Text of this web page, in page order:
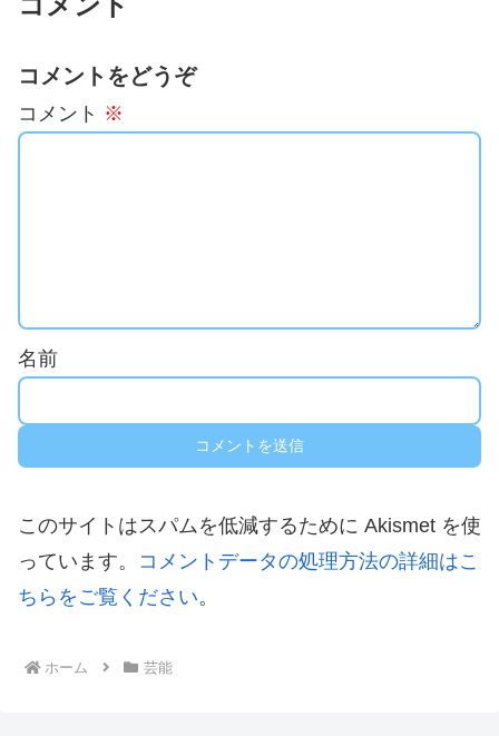
コメントをどうぞ
コメント ※
名前
このサイトはスパムを低減するために Akismet を使
っています。 コメントデータの処理方法の詳細はこ
ちらをご覧ください。
ホーム 芸能